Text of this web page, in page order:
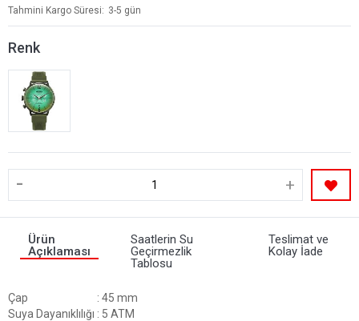
Tahmini Kargo Süresi
3-5 gün
Renk
- +
Ürün
Açıklaması
Saatlerin Su
Geçirmezlik
Tablosu
Teslimat ve
Kolay İade
Çap
: 45 mm
Suya Dayanıklılığı : 5 ATM